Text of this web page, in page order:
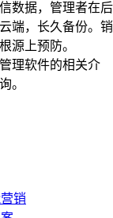
数据，管理者在后
端，长久备份。销
源上预防。
理软件的相关介
。
销